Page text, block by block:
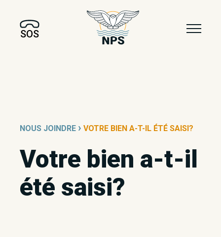
SOS
NOUS JOINDRE › VOTRE BIEN A-T-IL ÉTÉ SAISI?
Votre bien a-t-il
été saisi?